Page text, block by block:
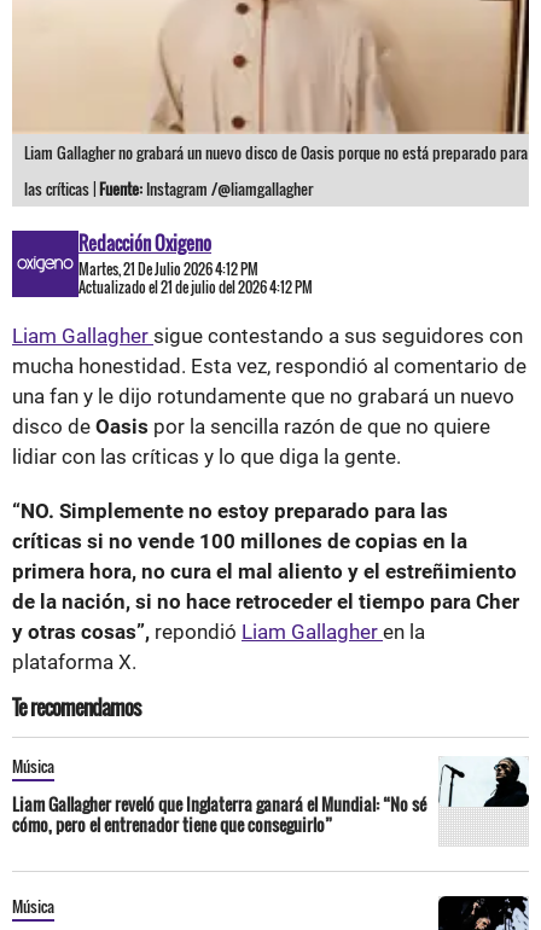
Liam Gallagher no grabará un nuevo disco de Oasis porque no está preparado para
las críticas |Fuente: Instagram /@liamgallagher
Redacción Oxigeno
Martes, 21 De Julio 2026 4:12 PM
Actualizado el 21 de julio del 2026 4:12 PM
Liam Gallagher sigue contestando a sus seguidores con
mucha honestidad. Esta vez, respondió al comentario de
una fan y le dijo rotundamente que no grabará un nuevo
disco de Oasis por la sencilla razón de que no quiere
lidiar con las críticas y lo que diga la gente.
“NO. Simplemente no estoy preparado para las
críticas si no vende 100 millones de copias en la
primera hora, no cura el mal aliento y el estreñimiento
de la nación, si no hace retroceder el tiempo para Cher
y otras cosas”, repondió Liam Gallagher en la
plataforma X.
Te recomendamos
Música
Liam Gallagher reveló que Inglaterra ganará el Mundial: “No sé
cómo, pero el entrenador tiene que conseguirlo”
Música